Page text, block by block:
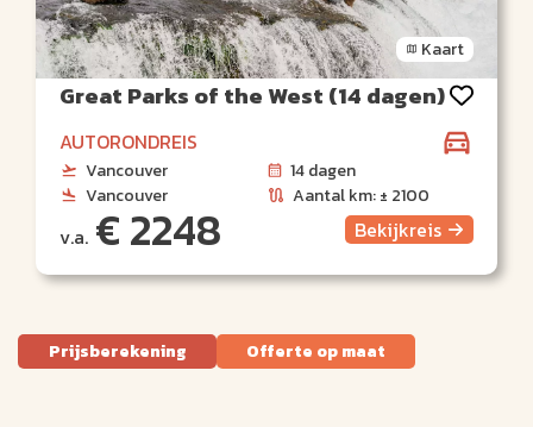
Kaart
Great Parks of the West (14 dagen)
AUTORONDREIS
Vancouver
14 dagen
Vancouver
Aantal km: ± 2100
v.a. € 2248 Bekijkreis
Prijsberekening Offerte op maat